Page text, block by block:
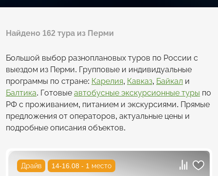
Найдено 162 тура из Перми
Большой выбор разноплановых туров по России с
выездом из Перми. Групповые и индивидуальные
программы по стране: Карелия, Кавказ, Байкал и
Балтика. Готовые автобусные экскурсионные туры по
РФ с проживанием, питанием и экскурсиями. Прямые
предложения от операторов, актуальные цены и
подробные описания объектов.
Драйв 14-16.08 - 1 место